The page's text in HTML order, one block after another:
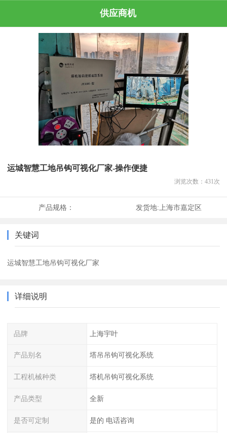
供应商机
运城智慧工地吊钩可视化厂家-操作便捷
浏览次数： 431 次
产品规格： 发货地:上海市嘉定区
关键词
运城智慧工地吊钩可视化厂家
详细说明
品牌 上海宇叶
产品别名 塔吊吊钩可视化系统
工程机械种类 塔机吊钩可视化系统
产品类型 全新
是否可定制 是的 电话咨询